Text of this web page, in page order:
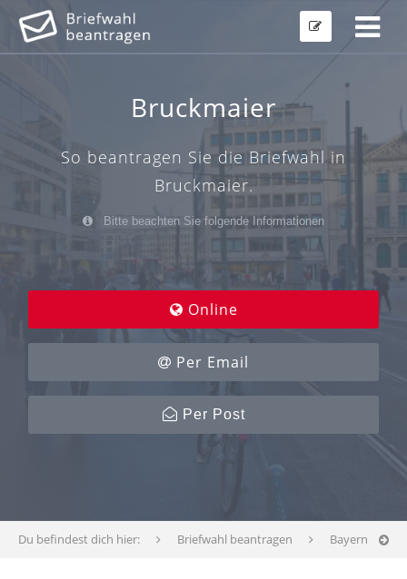
Bruckmaier
So beantragen Sie die Briefwahl in
Bruckmaier.
Bitte beachten Sie folgende Informationen
Online
Per Email
Per Post
Du befindest dich hier: Briefwahl beantragen Bayern